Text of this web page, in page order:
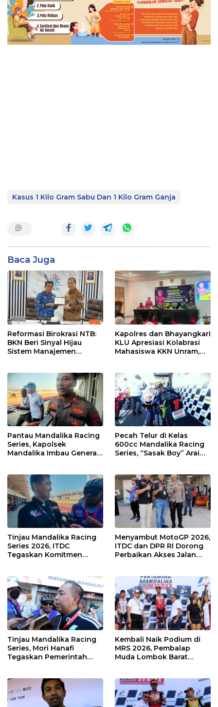
Kasus 1 Kilo Gram Sabu Dan 1 Kilo Gram Ganja
Baca Juga
Reformasi Birokrasi NTB:
BKN Beri Sinyal Hijau
Sistem Manajemen
Kapolres dan Bhayangkari
KLU Apresiasi Kolabrasi
Mahasiswa KKN Unram,
Pantau Mandalika Racing
Series, Kapolsek
Mandalika Imbau Generasi
Pecah Telur di Kelas
600cc Mandalika Racing
Series, “Sasak Boy” Arai
Tinjau Mandalika Racing
Series 2026, ITDC
Tegaskan Komitmen
Kawasan
Menyambut MotoGP 2026,
ITDC dan DPR RI Dorong
Perbaikan Akses Jalan
Tinjau Mandalika Racing
Series, Mori Hanafi
Tegaskan Pemerintah
Kembali Naik Podium di
MRS 2026, Pembalap
Muda Lombok Barat